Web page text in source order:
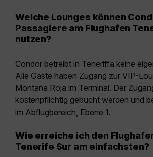
Welche Lounges können
Passagiere am Flughafen
nutzen?
Condor betreibt in Teneriffa keine
Alle Gäste haben Zugang zur VIP-
Montaña Roja im Terminal. Der
kostenpflichtig gebucht werden und
im Abflugbereich, Ebene 1.
Wie erreiche ich den
Tenerife Sur am einfachsten?